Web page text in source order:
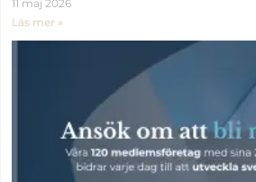
11 maj 2026
Läs mer »